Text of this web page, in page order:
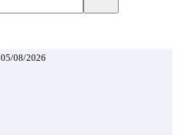
05/08/2026